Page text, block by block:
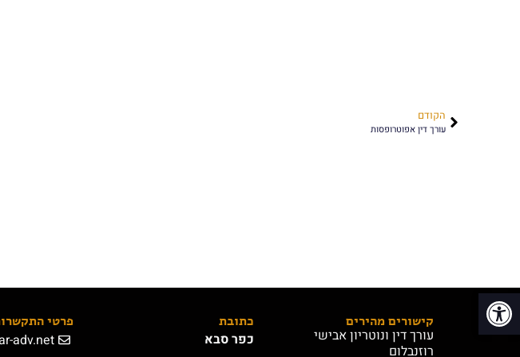
פתח סרגל נגישות
הקודם
עורך דין אפוטרופסות
קישורים מהירים
עורך דין ונוטריון אבישי
רוזנבלום
כתובת
כפר סבא
פרטי
adv.net